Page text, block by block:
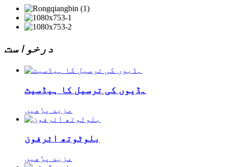
درخواست
ہڈیوں کی ترسیل کا ہیڈسیٹ
مزید پڑھیں
بلوٹوتھ ائرفون
مزید پڑھیں